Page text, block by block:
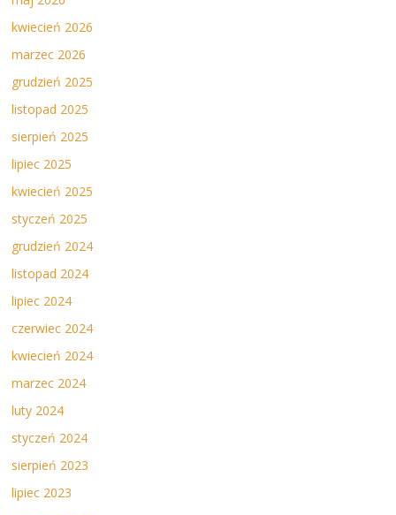
kwiecień 2026
marzec 2026
grudzień 2025
listopad 2025
sierpień 2025
lipiec 2025
kwiecień 2025
styczeń 2025
grudzień 2024
listopad 2024
lipiec 2024
czerwiec 2024
kwiecień 2024
marzec 2024
luty 2024
styczeń 2024
sierpień 2023
lipiec 2023